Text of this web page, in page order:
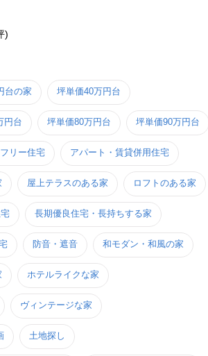
)
台の家 坪単価40万円台
円台 坪単価80万円台 坪単価90万円台
リー住宅 アパート・賃貸併用住宅
屋上テラスのある家 ロフトのある家
長期優良住宅・長持ちする家
防音・遮音 和モダン・和風の家
ホテルライクな家
ヴィンテージな家
土地探し